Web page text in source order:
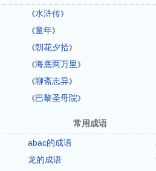
《水浒传》
《童年》
《朝花夕拾》
《海底两万里 》
《聊斋志异》
《巴黎圣母院》
常用成语
abac的成语
龙的成语